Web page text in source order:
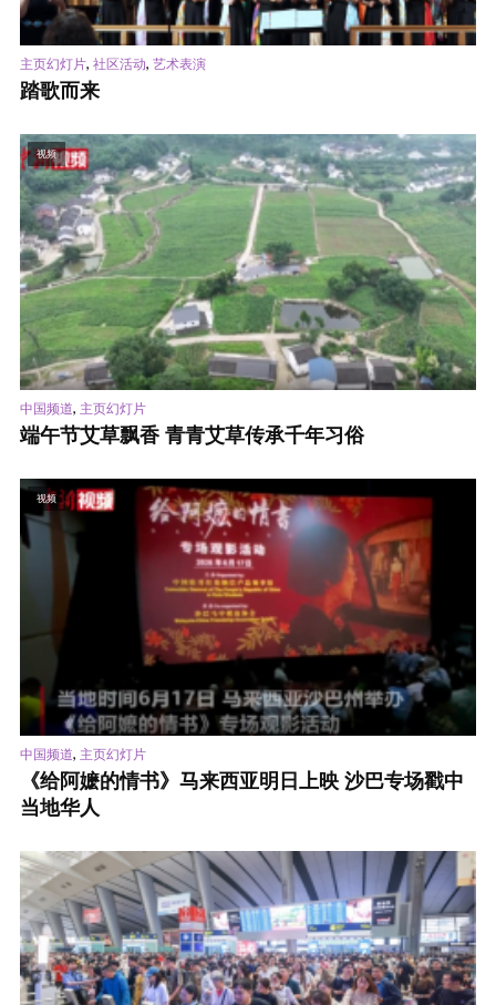
主页幻灯片, 社区活动, 艺术表演
踏歌而来
视频
中国频道, 主页幻灯片
端午节艾草飘香 青青艾草传承千年习俗
视频
中国频道, 主页幻灯片
《给阿嬷的情书》马来西亚明日上映 沙巴专场戳中
当地华人